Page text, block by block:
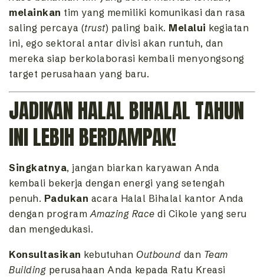
melainkan tim yang memiliki komunikasi dan rasa
saling percaya (trust) paling baik. Melalui kegiatan
ini, ego sektoral antar divisi akan runtuh, dan
mereka siap berkolaborasi kembali menyongsong
target perusahaan yang baru.
JADIKAN HALAL BIHALAL TAHUN
INI LEBIH BERDAMPAK!
Singkatnya, jangan biarkan karyawan Anda
kembali bekerja dengan energi yang setengah
penuh. Padukan acara Halal Bihalal kantor Anda
dengan program Amazing Race di Cikole yang seru
dan mengedukasi.
Konsultasikan kebutuhan Outbound dan Team
Building perusahaan Anda kepada Ratu Kreasi